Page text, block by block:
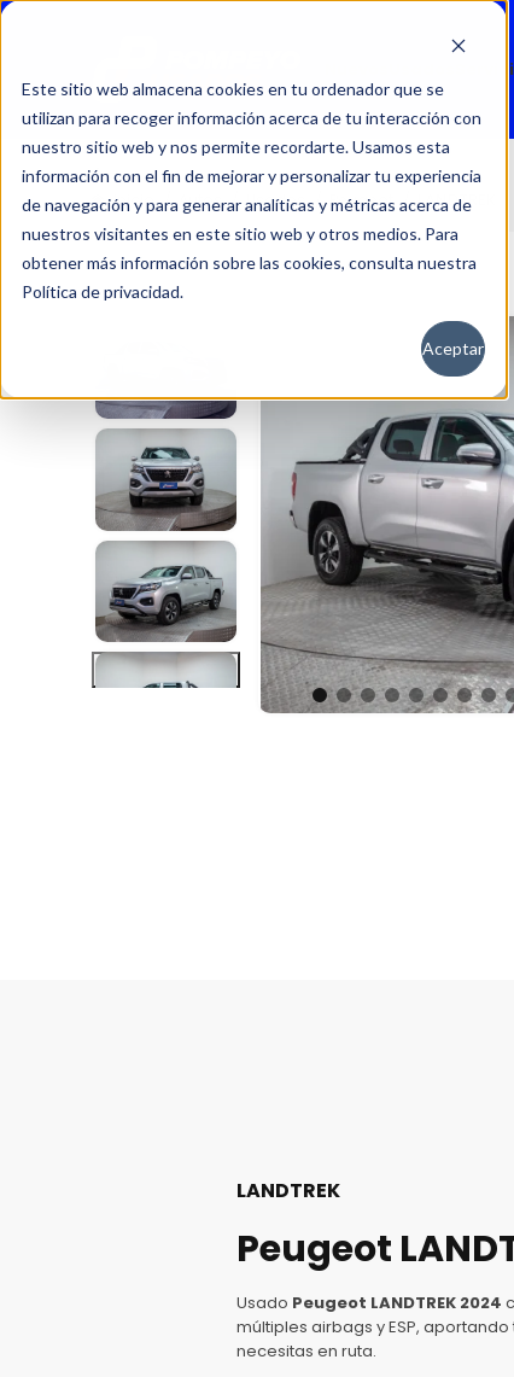
Este sitio web almacena cookies en tu ordenador que se
utilizan para recoger información acerca de tu interacción con
nuestro sitio web y nos permite recordarte. Usamos esta
información con el fin de mejorar y personalizar tu experiencia
de navegación y para generar analíticas y métricas acerca de
nuestros visitantes en este sitio web y otros medios. Para
obtener más información sobre las cookies, consulta nuestra
Política de privacidad.
Aceptar
Inicio Autos Usados Peugeot LANDTREK
LANDTREK
Peugeot
Usado Peugeot LANDTREK 2024
múltiples airbags y ESP,
necesitas en ruta.